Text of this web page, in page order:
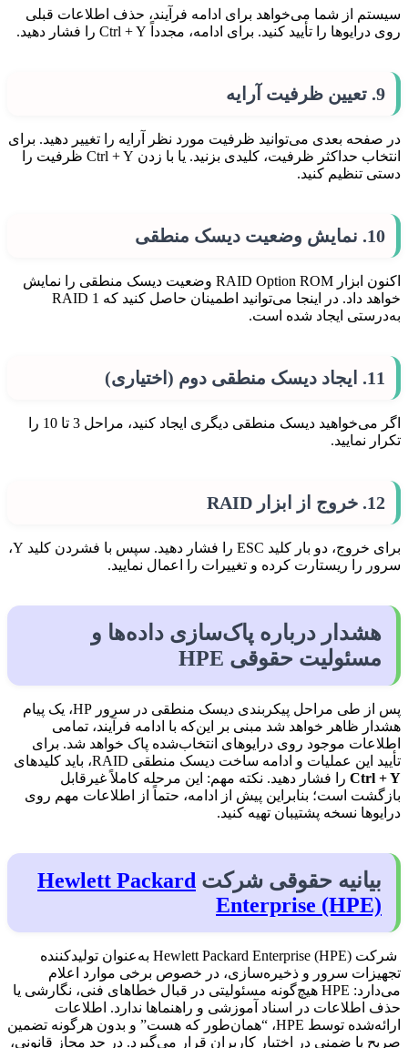
سیستم از شما می‌خواهد برای ادامه فرآیند، حذف اطلاعات قبلی
روی درایوها را تأیید کنید. برای ادامه، مجدداً Ctrl + Y را فشار دهید.
9. تعیین ظرفیت آرایه
در صفحه بعدی می‌توانید ظرفیت مورد نظر آرایه را تغییر دهید. برای
انتخاب حداکثر ظرفیت، کلیدی بزنید. یا با زدن Ctrl + Y ظرفیت را
دستی تنظیم کنید.
10. نمایش وضعیت دیسک منطقی
اکنون ابزار RAID Option ROM وضعیت دیسک منطقی را نمایش
خواهد داد. در اینجا می‌توانید اطمینان حاصل کنید که RAID 1
به‌درستی ایجاد شده است.
11. ایجاد دیسک منطقی دوم (اختیاری)
اگر می‌خواهید دیسک منطقی دیگری ایجاد کنید، مراحل 3 تا 10 را
تکرار نمایید.
12. خروج از ابزار RAID
برای خروج، دو بار کلید ESC را فشار دهید. سپس با فشردن کلید Y،
سرور را ریستارت کرده و تغییرات را اعمال نمایید.
هشدار درباره پاک‌سازی داده‌ها و
مسئولیت حقوقی HPE
پس از طی مراحل پیکربندی دیسک منطقی در سرور HP، یک پیام
هشدار ظاهر خواهد شد مبنی بر این‌که با ادامه فرآیند، تمامی
اطلاعات موجود روی درایوهای انتخاب‌شده پاک خواهد شد. برای
تأیید این عملیات و ادامه ساخت دیسک منطقی RAID، باید کلیدهای
Ctrl + Y را فشار دهید. نکته مهم: این مرحله کاملاً غیرقابل
بازگشت است؛ بنابراین پیش از ادامه، حتماً از اطلاعات مهم روی
درایوها نسخه پشتیبان تهیه کنید.
بیانیه حقوقی شرکت Hewlett Packard
Enterprise (HPE)
شرکت Hewlett Packard Enterprise (HPE) به‌عنوان تولیدکننده
تجهیزات سرور و ذخیره‌سازی، در خصوص برخی موارد اعلام
می‌دارد: HPE هیچ‌گونه مسئولیتی در قبال خطاهای فنی، نگارشی یا
حذف اطلاعات در اسناد آموزشی و راهنماها ندارد. اطلاعات
ارائه‌شده توسط HPE، “همان‌طور که هست” و بدون هرگونه تضمین
صریح یا ضمنی در اختیار کاربران قرار می‌گیرد. در حد مجاز قانونی،